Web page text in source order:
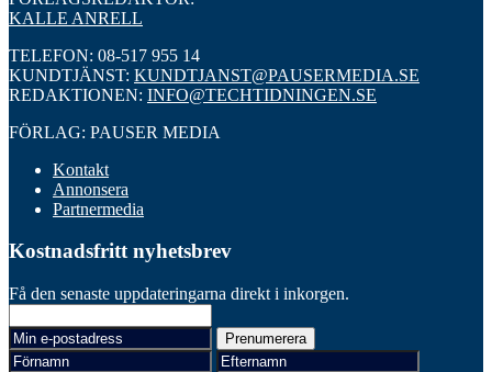
KALLE ANRELL
TELEFON: 08-517 955 14
KUNDTJÄNST: KUNDTJANST@PAUSERMEDIA.SE
REDAKTIONEN: INFO@TECHTIDNINGEN.SE
FÖRLAG: PAUSER MEDIA
Kontakt
Annonsera
Partnermedia
Kostnadsfritt nyhetsbrev
Få den senaste uppdateringarna direkt i inkorgen.